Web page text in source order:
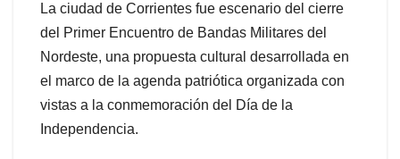
La ciudad de Corrientes fue escenario del cierre
del Primer Encuentro de Bandas Militares del
Nordeste, una propuesta cultural desarrollada en
el marco de la agenda patriótica organizada con
vistas a la conmemoración del Día de la
Independencia.